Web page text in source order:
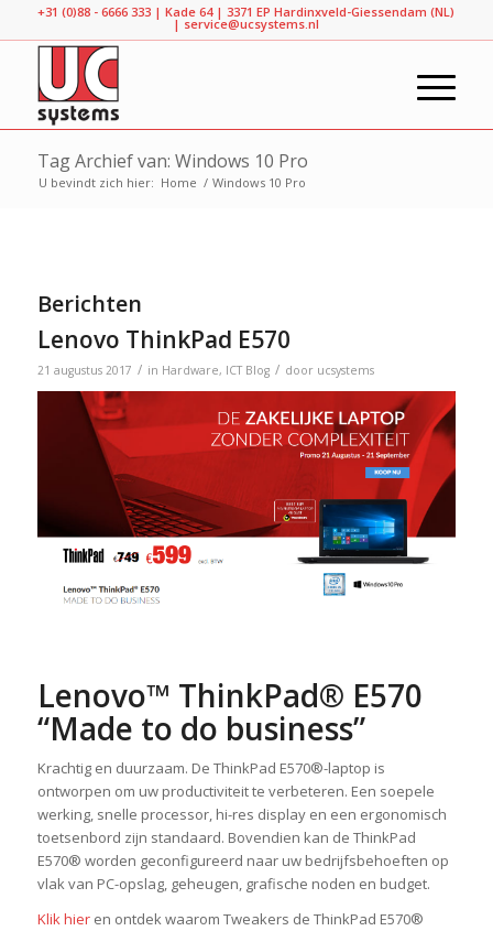
+31​ (0)88 - 6666 333 | Kade 64 | 3371 EP Hardinxveld-Giessendam (NL)
| service@ucsystems.nl
Tag Archief van: Windows 10 Pro
U bevindt zich hier: Home / Windows 10 Pro
Berichten
Lenovo ThinkPad E570
21 augustus 2017 / in Hardware, ICT Blog / door ucsystems
Lenovo™ ThinkPad® E570
“Made to do business”
Krachtig en duurzaam. De ThinkPad E570®-laptop is
ontworpen om uw productiviteit te verbeteren. Een soepele
werking, snelle processor, hi-res display en een ergonomisch
toetsenbord zijn standaard. Bovendien kan de ThinkPad
E570® worden geconfigureerd naar uw bedrijfsbehoeften op
vlak van PC-opslag, geheugen, grafische noden en budget.
Klik hieren ontdek waarom Tweakers de ThinkPad E570®